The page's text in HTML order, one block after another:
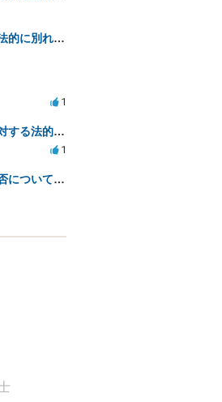
未成年との関係トラブル、法的に別れる方法を相談したい
1
彼氏の暴力と精神的苦痛に対する法的措置相談
1
婚約破棄の慰謝料請求の可否についてのご相談